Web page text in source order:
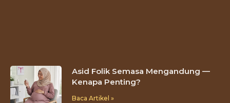
Asid Folik Semasa Mengandung —
Kenapa Penting?
Baca Artikel »